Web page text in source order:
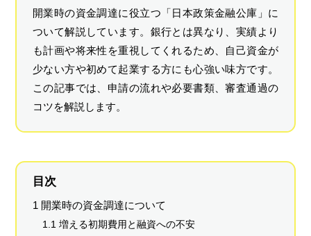
開業時の資金調達に役立つ「日本政策金融公庫」に
ついて解説しています。銀行とは異なり、実績より
も計画や将来性を重視してくれるため、自己資金が
少ない方や初めて起業する方にも心強い味方です。
この記事では、申請の流れや必要書類、審査通過の
コツを解説します。
目次
1 開業時の資金調達について
1.1 増える初期費用と融資への不安